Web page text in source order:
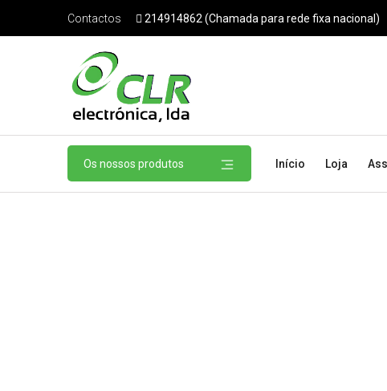
Contactos 214914862 (Chamada para rede fixa nacional)
Os nossos produtos Início Loja